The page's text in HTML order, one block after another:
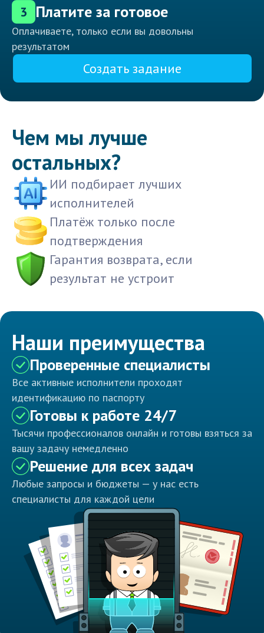
3 Платите за готовое
Оплачиваете, только если вы довольны
результатом
Создать задание
Чем мы лучше
остальных?
ИИ подбирает лучших
исполнителей
Платёж только после
подтверждения
Гарантия возврата, если
результат не устроит
Наши преимущества
Проверенные специалисты
Все активные исполнители проходят
идентификацию по паспорту
Готовы к работе 24/7
Тысячи профессионалов онлайн и готовы взяться за
вашу задачу немедленно
Решение для всех задач
Любые запросы и бюджеты — у нас есть
специалисты для каждой цели